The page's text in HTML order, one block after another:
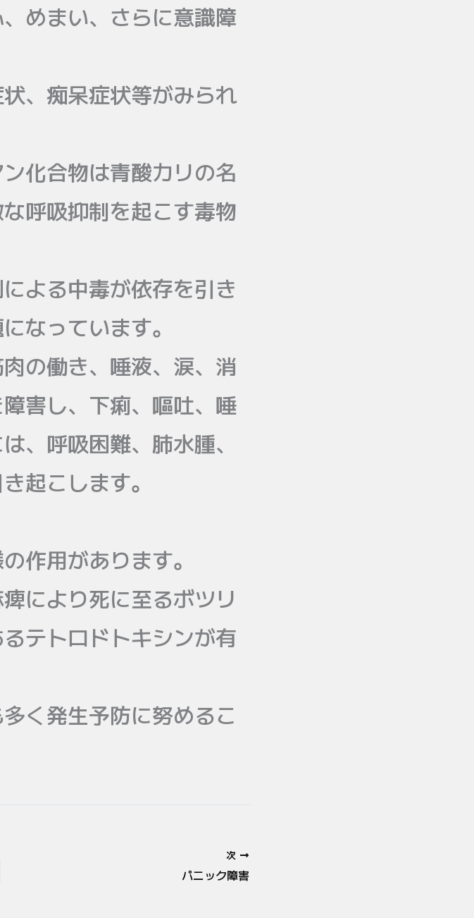
めまい、さらに意識障
、痴呆症状等がみられ
化合物は青酸カリの名
呼吸抑制を起こす毒物
よる中毒が依存を引き
なっています。
の働き、唾液、涙、消
害し、下痢、嘔吐、唾
、呼吸困難、肺水腫、
起こします。
作用があります。
により死に至るボツリ
テトロドトキシンが有
く発生予防に努めるこ
次
パニック障害